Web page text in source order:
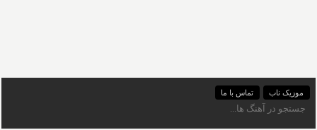
موزیک ناب تماس با ما